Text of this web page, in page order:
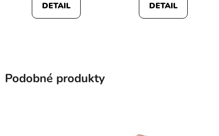
DETAIL DETAIL
Podobné produkty